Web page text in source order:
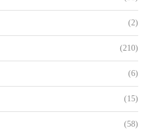
(2)
(210)
(6)
(15)
(58)